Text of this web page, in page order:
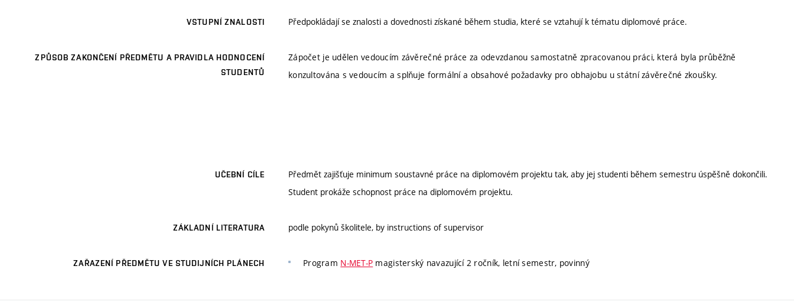
VSTUPNÍ ZNALOSTI Předpokládají se znalosti a dovednosti získané během studia, které se vztahují k tématu diplomové práce.
ZPŮSOB ZAKONČENÍ PŘEDMĚTU A PRAVIDLA HODNOCENÍ
STUDENTŮ
Zápočet je udělen vedoucím závěrečné práce za odevzdanou samostatně zpracovanou práci, která byla průběžně
konzultována s vedoucím a splňuje formální a obsahové požadavky pro obhajobu u státní závěrečné zkoušky.
UČEBNÍ CÍLE
Předmět zajišťuje minimum soustavné práce na diplomovém projektu tak, aby jej studenti během semestru úspěšně dokončili.
Student prokáže schopnost práce na diplomovém projektu.
ZÁKLADNÍ LITERATURA podle pokynů školitele, by instructions of supervisor
ZAŘAZENÍ PŘEDMĚTU VE STUDIJNÍCH PLÁNECH Program N-MET-P magisterský navazující 2 ročník, letní semestr, povinný